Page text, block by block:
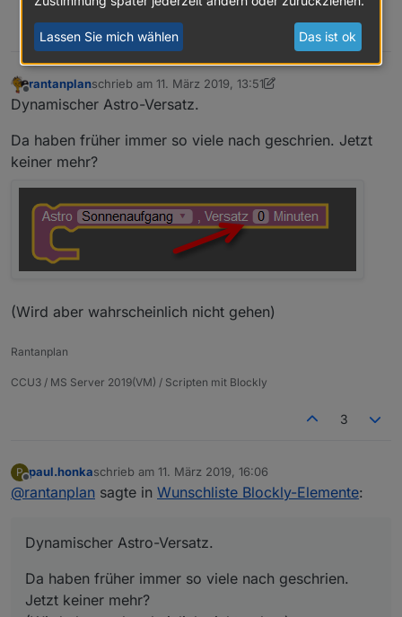
Offline
rantanplanschrieb am 11. März 2019, 13:51
zuletzt editiert von rantanplan 3. Nov. 2019, 14:54
Dynamischer Astro-Versatz.
Da haben früher immer so viele nach geschrien. Jetzt
keiner mehr?
(Wird aber wahrscheinlich nicht gehen)
Rantanplan
CCU3 / MS Server 2019(VM) / Scripten mit Blockly
3
P
Offline
paul.honkaschrieb am 11. März 2019, 16:06
zuletzt editiert von
@rantanplan sagte in Wunschliste Blockly-Elemente:
Dynamischer Astro-Versatz.
Da haben früher immer so viele nach geschrien.
Jetzt keiner mehr?
Lassen Sie mich wählen Das ist ok